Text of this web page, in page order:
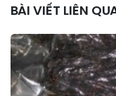
BÀI VIẾT LIÊN